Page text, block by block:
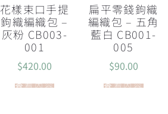
花樣束口手提
鉤織編織包 –
灰粉 CB003-
001
$420.00
查看內容
扁平零錢鉤織
編織包 – 五角
藍白 CB001-
005
$90.00
查看內容